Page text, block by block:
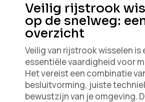
Veilig rijstrook
op de snelweg:
overzicht
Veilig van rijstrook wisselen is
essentiële vaardigheid voor
Het vereist een combinatie
besluitvorming, juiste
bewustzijn van je omgeving.